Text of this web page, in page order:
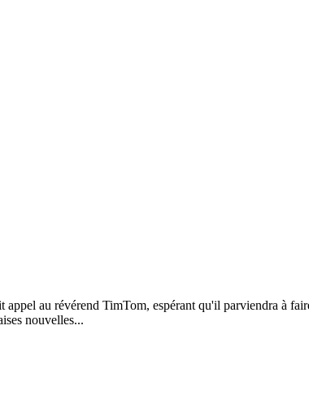
au révérend TimTom, espérant qu'il parviendra à
nouvelles...